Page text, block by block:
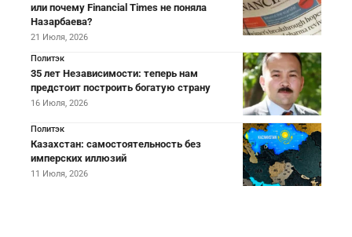
или почему Financial Times не поняла
Назарбаева?
21 Июля, 2026
Политэк
35 лет Независимости: теперь нам
предстоит построить богатую страну
16 Июля, 2026
Политэк
Казахстан: самостоятельность без
имперских иллюзий
11 Июля, 2026